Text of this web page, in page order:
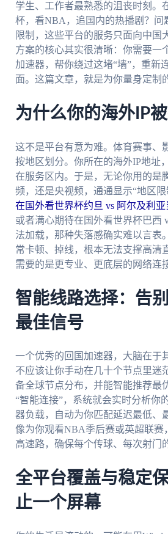
学生、工作者最熟悉的沮丧时刻。
杯，看NBA，追国内的热播剧？问
限制，这些平台的服务只面向中国
方案的核心其实很清晰：你需要一
加速器，帮你绕过这堵“墙”，重新
面。这篇文章，就是为你量身定制
为什么你的海外IP被
这不是平台有意为难。体育赛事、
按地区划分。你所在的海外IP地址
在服务区内。于是，无论你用的是
频，还是央视频，通通显示“地区
在国外看世界杯约旦 vs 阿尔及利
或者满心期待在国外看世界杯巴西
法加载，那种失落感确实难以言表
常卡顿、掉线，根本无法支撑高清
需要的是更专业、更底层的网络连
智能线路选择：告
最佳信号
一个优秀的回国加速器，大脑在于
不应该让你手动在几十个节点里迷
备全球节点分布，并能智能推荐最
“智能连接”，系统就会实时分析你
器负载，自动为你匹配延迟最低、
像为你观看NBA季后赛或英超联赛
高速路，确保每个传球、每次射门
全平台覆盖与稳定
止一个屏幕